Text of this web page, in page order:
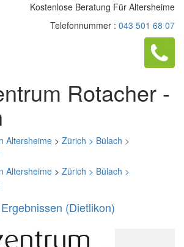
Kostenlose Beratung Für Altersheime
Telefonnummer : 043 501 68 07
Rotacher -
Altersheime > Zürich > Bülach >
Altersheime > Zürich > Bülach >
(Dietlikon)